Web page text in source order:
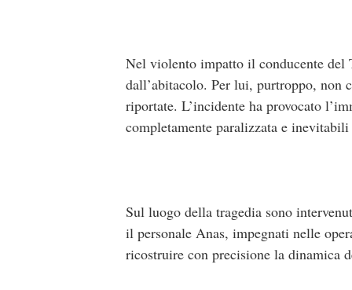
Nel violento impatto il conducente
dall’abitacolo. Per lui, purtroppo, non
riportate. L’incidente ha provocato
completamente paralizzata e
Sul luogo della tragedia sono
il personale Anas, impegnati nelle
ricostruire con precisione la dinamica